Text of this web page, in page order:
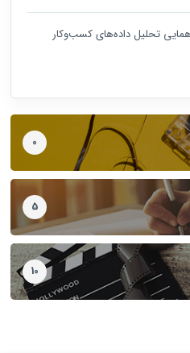
تحلیل داده‌های کسب‌وکار
0
5
10